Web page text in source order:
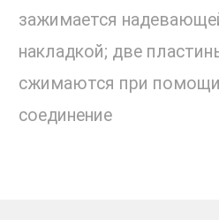
зажимается
накладкой; две
сжимаются при помощи
соединение